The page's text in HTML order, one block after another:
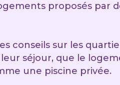
proposés par
conseils sur les
séjour, que le
une piscine privée.